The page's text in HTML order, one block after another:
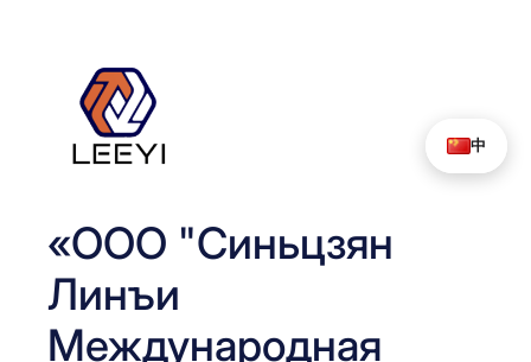
содержимому
«ООО "Синьцзян
Линъи
Международная
中